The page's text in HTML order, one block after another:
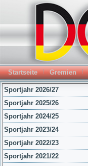
Startseite Gremien
Sportjahr 2026/27
Sportjahr 2025/26
Sportjahr 2024/25
Sportjahr 2023/24
Sportjahr 2022/23
Sportjahr 2021/22